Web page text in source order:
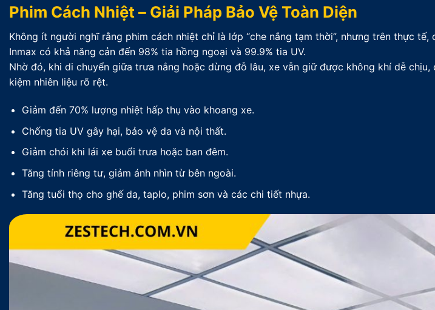
Phim Cách Nhiệt – Giải Pháp Bảo Vệ Toàn Diện
Không ít người nghĩ rằng phim cách nhiệt chỉ là lớp “che nắng tạm thời”, nhưng trên thực
Inmax có khả năng cản đến 98% tia hồng ngoại và 99.9% tia UV.
Nhờ đó, khi di chuyển giữa trưa nắng hoặc dừng đỗ lâu, xe vẫn giữ được không khí dễ
kiệm nhiên liệu rõ rệt.
Giảm đến 70% lượng nhiệt hấp thụ vào khoang xe.
Chống tia UV gây hại, bảo vệ da và nội thất.
Giảm chói khi lái xe buổi trưa hoặc ban đêm.
Tăng tính riêng tư, giảm ánh nhìn từ bên ngoài.
Tăng tuổi thọ cho ghế da, taplo, phim sơn và các chi tiết nhựa.